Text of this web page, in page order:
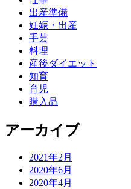
出産準備
妊娠・出産
手芸
料理
産後ダイエット
知育
育児
購入品
アーカイブ
2021年2月
2020年6月
2020年4月